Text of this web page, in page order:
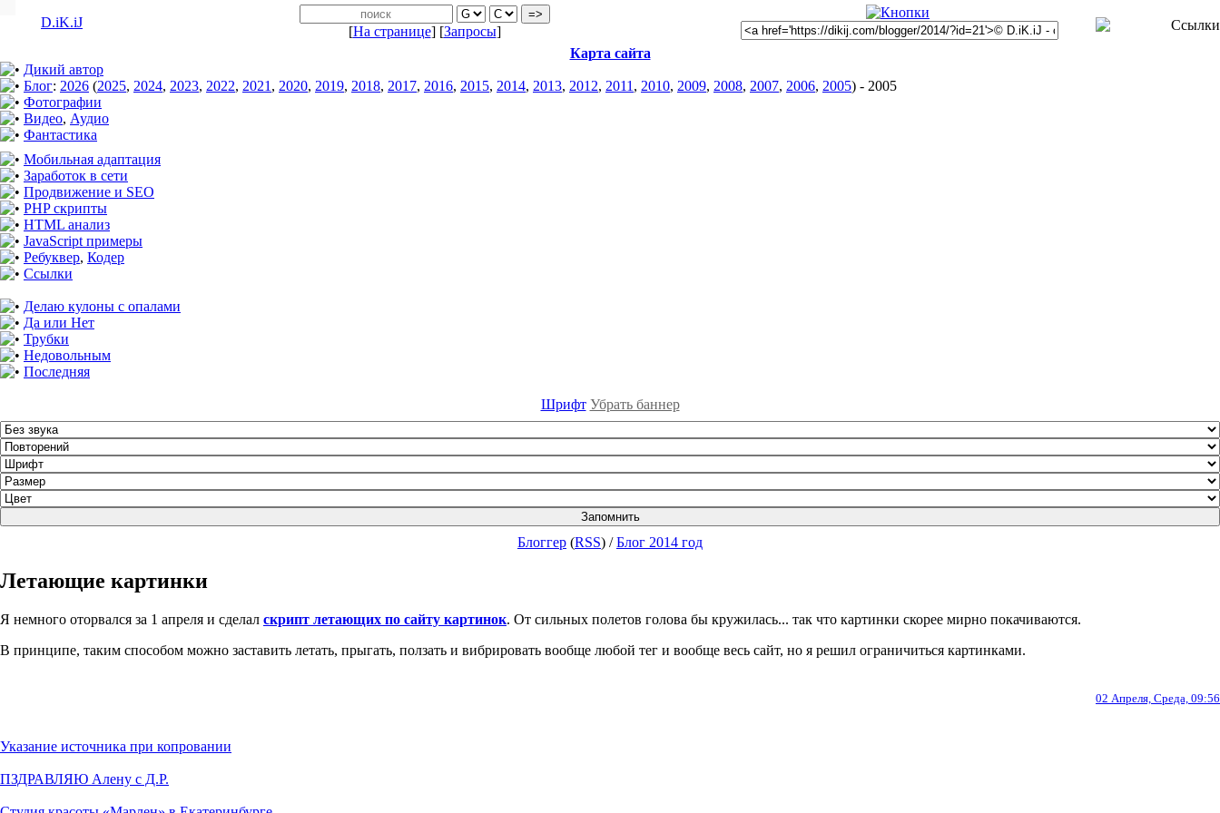
D.iK.iJ
[На странице] [Запросы]
Карта сайта
Дикий автор
Блог: 2026 (2025, 2024, 2023, 2022, 2021 , 2020, 2019, 2018, 2017, 2016, 2015, 2014, 2013, 2012, 2011 , 2010, 2009, 2008, 2007, 2006, 2005) - 2005
Фотографии
Видео, Аудио
Фантастика
Мобильная адаптация
Заработок в сети
Продвижение и SEO
PHP скрипты
HTML анализ
JavaScript примеры
Ребуквер, Кодер
Ссылки
Делаю кулоны с опалами
Да или Нет
Трубки
Недовольным
Последняя
Шрифт Убрать баннер
Блоггер (RSS) /Блог 2014 год
Летающие картинки
Я немного оторвался за 1 апреля и сделал скрипт летающих по сайту картинок. От сильных полетов голова бы кружилась... так что картинки скорее мирно покачиваются.
В принципе, таким способом можно заставить летать, прыгать, ползать и вибрировать вообще любой тег и вообще весь сайт, но я решил ограничиться картинками.
02 Апреля, Среда, 09:56
Указание источника при копровании
ПЗДРАВЛЯЮ Алену с Д.Р.